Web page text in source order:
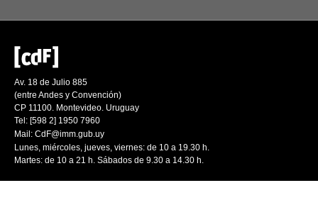
Av. 18 de Julio 885
(entre Andes y Convención)
CP 11100. Montevideo. Uruguay
Tel: [598 2] 1950 7960
Mail: CdF@imm.gub.uy
Lunes, miércoles, jueves, viernes: de 10 a 19.30 h.
Martes: de 10 a 21 h. Sábados de 9.30 a 14.30 h.